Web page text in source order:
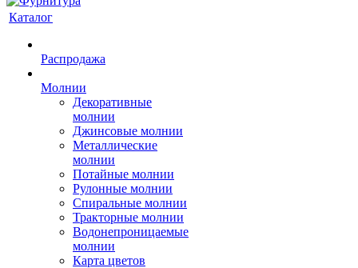
Каталог
Распродажа
Молнии
Декоративные
молнии
Джинсовые молнии
Металлические
молнии
Потайные молнии
Рулонные молнии
Спиральные молнии
Тракторные молнии
Водонепроницаемые
молнии
Карта цветов